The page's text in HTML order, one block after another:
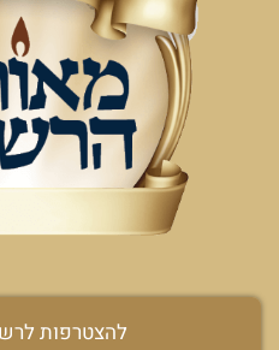
להצטרפות